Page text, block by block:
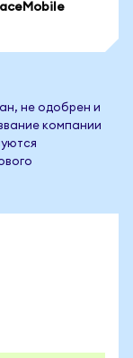
не одобрен и
компании